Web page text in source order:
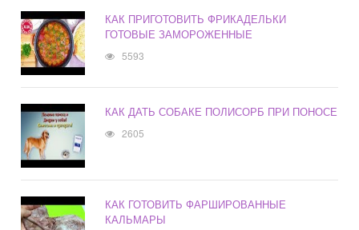
КАК ПРИГОТОВИТЬ ФРИКАДЕЛЬКИ
ГОТОВЫЕ ЗАМОРОЖЕННЫЕ
5593
КАК ДАТЬ СОБАКЕ ПОЛИСОРБ ПРИ ПОНОСЕ
2605
КАК ГОТОВИТЬ ФАРШИРОВАННЫЕ
КАЛЬМАРЫ